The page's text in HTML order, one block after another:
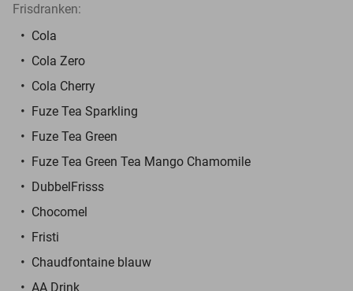
Frisdranken:
Cola
Cola Zero
Cola Cherry
Fuze Tea Sparkling
Fuze Tea Green
Fuze Tea Green Tea Mango Chamomile
DubbelFrisss
Chocomel
Fristi
Chaudfontaine blauw
AA Drink